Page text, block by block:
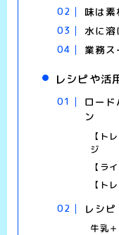
味は
水に
業務
レシピや活
ロー
ン
【ト
ジ
【ラ
【ト
レシ
牛乳